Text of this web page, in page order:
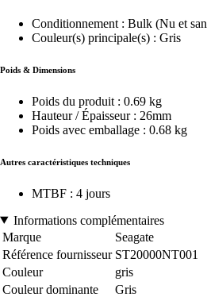
Conditionnement : Bulk (Nu et
Couleur(s) principale(s) : Gris
Poids & Dimensions
Poids du produit : 0.69 kg
Hauteur / Épaisseur : 26mm
Poids avec emballage : 0.68 kg
Autres caractéristiques techniques
MTBF : 4 jours
Informations complémentaires
Marque
Seagate
Référence fournisseur ST20000NT001
Couleur
gris
Couleur dominante
Gris